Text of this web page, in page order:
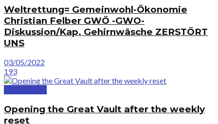
Weltrettung= Gemeinwohl-Ökonomie
Christian Felber GWÖ -GWO-
Diskussion/Kap. Gehirnwäsche ZERSTÖRT
UNS
03/05/2022
193
Opening the Great Vault after the weekly
reset